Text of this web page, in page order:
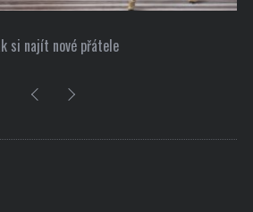
si najít nové přátele